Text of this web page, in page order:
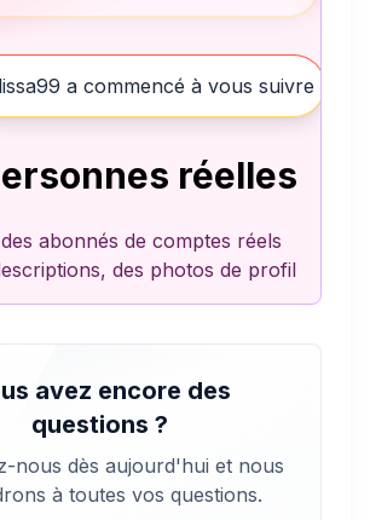
a commencé à vous suivre
réelles
abonnés de comptes réels
des photos de profil
avez encore des
questions ?
nous dès aujourd'hui et nous
à toutes vos questions.